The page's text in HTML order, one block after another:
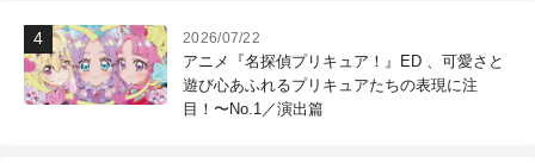
2026/07/22
アニメ『名探偵プリキュア！』ED 、可愛さと
遊び心あふれるプリキュアたちの表現に注
目！〜No.1／演出篇